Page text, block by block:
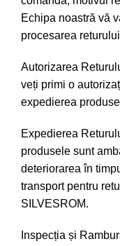
Echipa noastră vă
procesarea
Autorizarea
veți primi o
expedierea
Expedierea
produsele sunt
deteriorarea în
transport pentru
SILVESROM.
Inspecția și